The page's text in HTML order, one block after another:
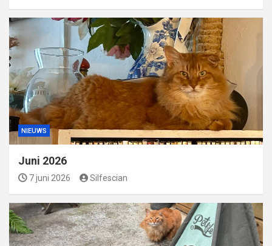
NIEUWS
Juni 2026
7 juni 2026 Silfescian